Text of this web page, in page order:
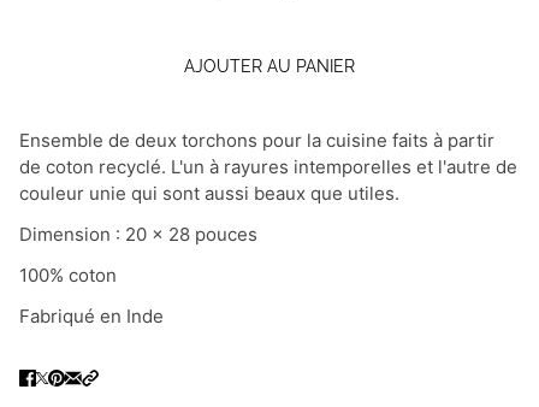
AJOUTER AU PANIER
Ensemble de deux torchons pour la cuisine faits à partir
de coton recyclé. L'un à rayures intemporelles et l'autre de
couleur unie qui sont aussi beaux que utiles.
Dimension : 20 x 28 pouces
100% coton
Fabriqué en Inde